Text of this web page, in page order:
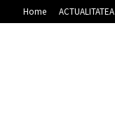
Home ACTUALITATEA